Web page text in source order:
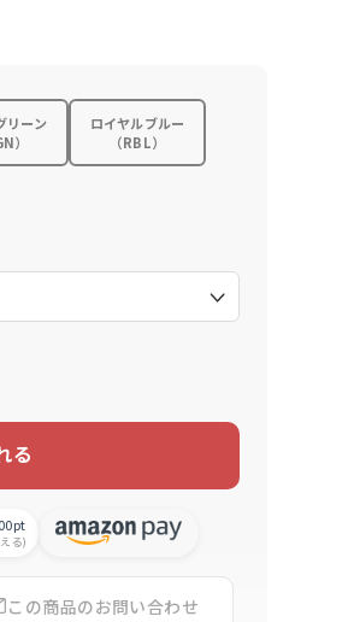
リーン
）
ロイヤルブルー
（RBL）
る
る)
この商品のお問い合わせ